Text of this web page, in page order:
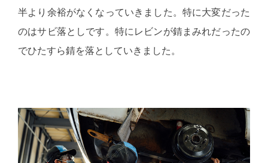
半より余裕がなくなっていきました。特に大変だった
のはサビ落としです。特にレビンが錆まみれだったの
でひたすら錆を落としていきました。